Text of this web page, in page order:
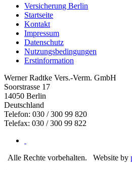
Versicherung Berlin
Startseite
Kontakt
Impressum
Datenschutz
Nutzungsbedingungen
Erstinformation
Werner Radtke Vers.-Verm. GmbH
Soorstrasse 17
14050 Berlin
Deutschland
Telefon: 030 / 300 99 820
Telefax: 030 / 300 99 822
Alle Rechte vorbehalten. Website by